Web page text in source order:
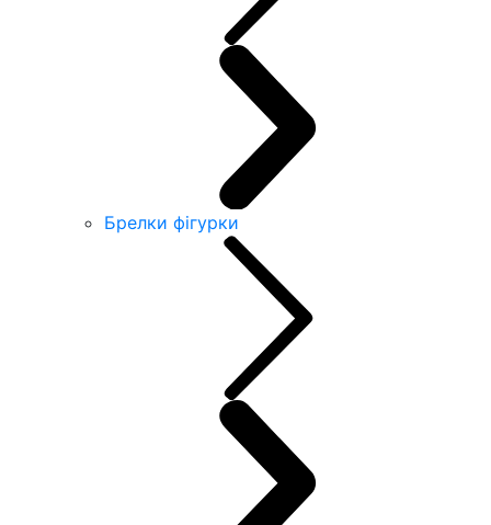
Брелки фігурки